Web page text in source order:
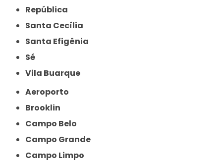
República
Santa Cecília
Santa Efigênia
Sé
Vila Buarque
Aeroporto
Brooklin
Campo Belo
Campo Grande
Campo Limpo